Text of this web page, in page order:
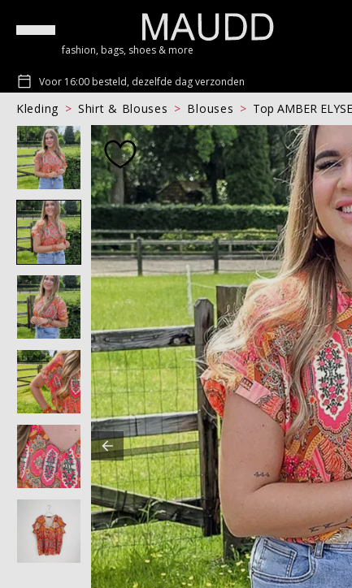
fashion, bags, shoes & more
Voor 16:00 besteld, dezelfde dag verzonden
Kleding Shirt & Blouses Blouses
Top AMBER ELYSE